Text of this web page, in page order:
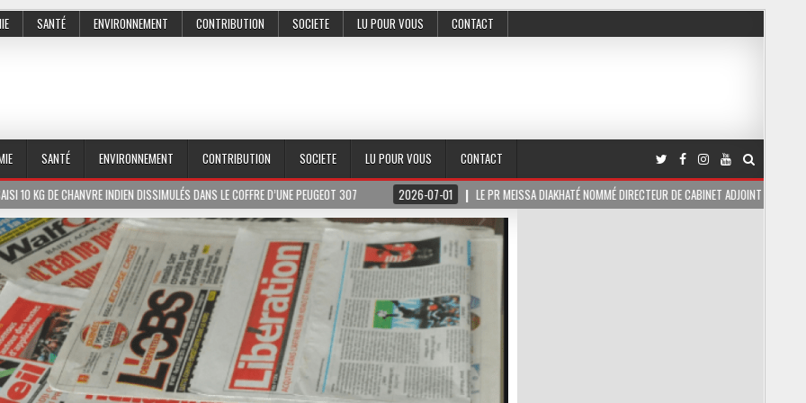
SANTÉ ENVIRONNEMENT CONTRIBUTION SOCIETE LU POUR VOUS CONTACT
SANTÉ ENVIRONNEMENT CONTRIBUTION SOCIETE LU POUR VOUS
CONTACT
DANS LE COFFRE D’UNE PEUGEOT 307 2026-07-01 LE PR MEISSA DIAKHATÉ NOMMÉ DIRECTEUR DE CABINET ADJOINT DU PRÉSIDENT DE LA RÉPUBLIQUE